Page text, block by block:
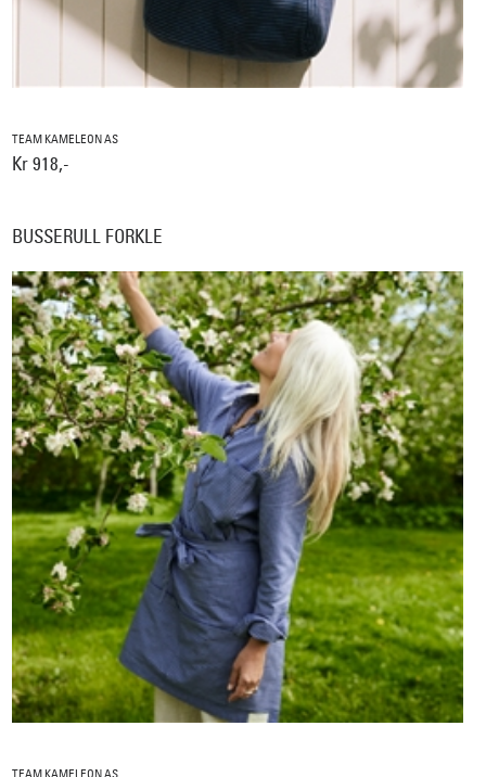
TEAM KAMELEON AS
Kr 918,-
BUSSERULL FORKLE
TEAM KAMELEON AS